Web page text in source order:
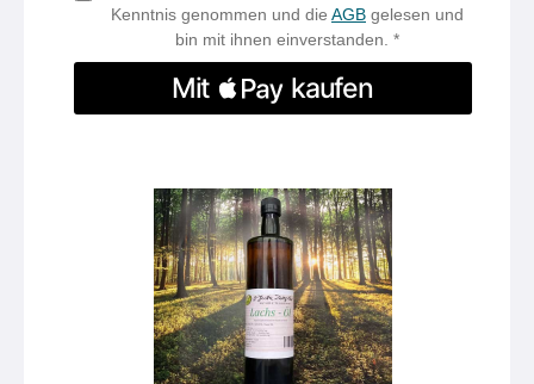
Kenntnis genommen und die AGB gelesen und
bin mit ihnen einverstanden. *